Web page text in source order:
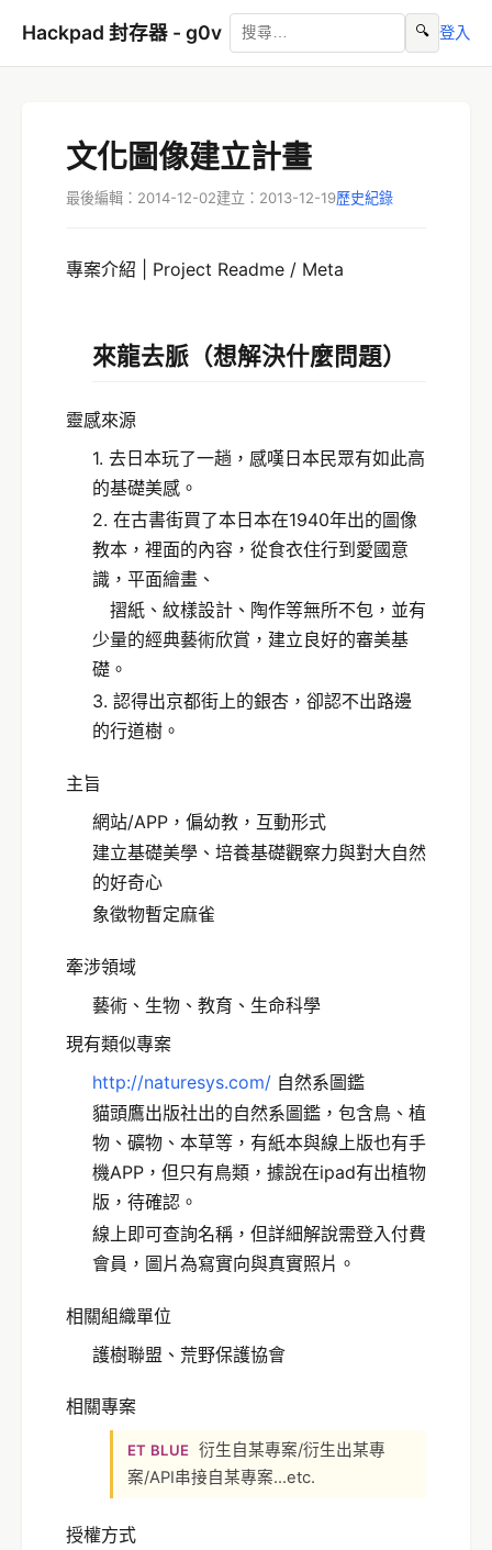
Hackpad 封存器 - g0v 🔍 登入
文化圖像建立計畫
最後編輯：2014-12-02建立：2013-12-19歷史紀錄
專案介紹 | Project Readme / Meta
來龍去脈 （想解決什麼問題）
靈感來源
1. 去日本玩了一趟，感嘆日本民眾有如此高
的基礎美感。
2. 在古書街買了本日本在1940年出的圖像
教本，裡面的內容，從食衣住行到愛國意
識，平面繪畫、
摺紙、紋樣設計、陶作等無所不包，並有
少量的經典藝術欣賞，建立良好的審美基
礎。
3. 認得出京都街上的銀杏，卻認不出路邊
的行道樹。
主旨
網站/APP，偏幼教，互動形式
建立基礎美學、培養基礎觀察力與對大自然
的好奇心
象徵物暫定麻雀
牽涉領域
藝術、生物、教育、生命科學
現有類似專案
http://naturesys.com/ 自然系圖鑑
貓頭鷹出版社出的自然系圖鑑，包含鳥、植
物、礦物、本草等，有紙本與線上版也有手
機APP，但只有鳥類，據說在ipad有出植物
版，待確認。
線上即可查詢名稱，但詳細解說需登入付費
會員，圖片為寫實向與真實照片。
相關組織單位
護樹聯盟、荒野保護協會
相關專案
ET BLUE 衍生自某專案/衍生出某專
案/API串接自某專案...etc.
授權方式